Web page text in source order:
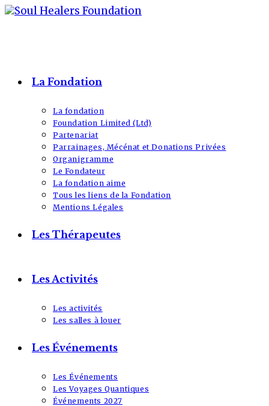
La Fondation
La fondation
Foundation Limited (Ltd)
Partenariat
Parrainages, Mécénat et Donations Privées
Organigramme
Le Fondateur
La fondation aime
Tous les liens de la Fondation
Mentions Légales
Les Thérapeutes
Les Activités
Les activités
Les salles à louer
Les Événements
Les Événements
Les Voyages Quantiques
Événements 2027